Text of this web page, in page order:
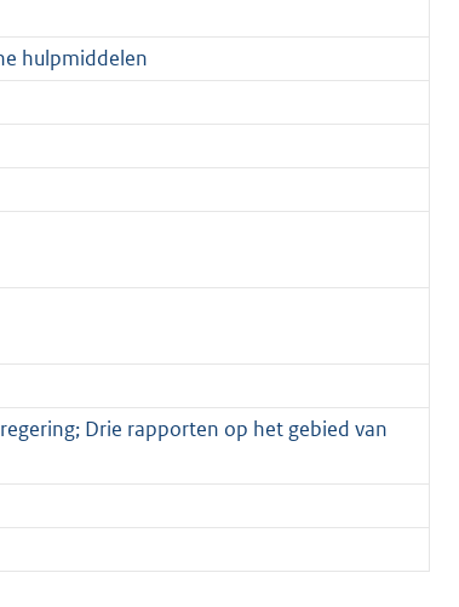
hulpmiddelen
Drie rapporten op het gebied van